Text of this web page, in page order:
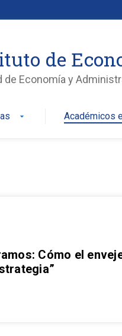
de
de Economía y
arrow_drop_down Académicos
Cómo el